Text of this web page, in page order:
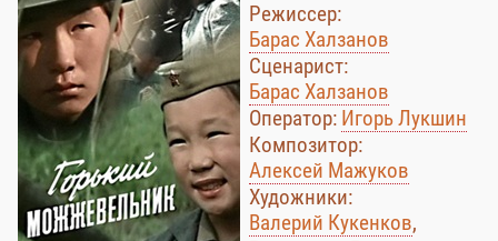
Режиссер:
Барас Халзанов
Сценарист:
Барас Халзанов
Оператор: Игорь Лукшин
Композитор:
Алексей Мажуков
Художники:
Валерий Кукенков,